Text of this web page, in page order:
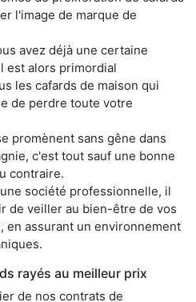
l'image de marque de
avez déjà une certaine
est alors primordial
les cafards de maison qui
de perdre toute votre
promènent sans gêne dans
c'est tout sauf une bonne
contraire.
société professionnelle, il
de veiller au bien-être de vos
en assurant un environnement
rayés au meilleur prix
de nos contrats de